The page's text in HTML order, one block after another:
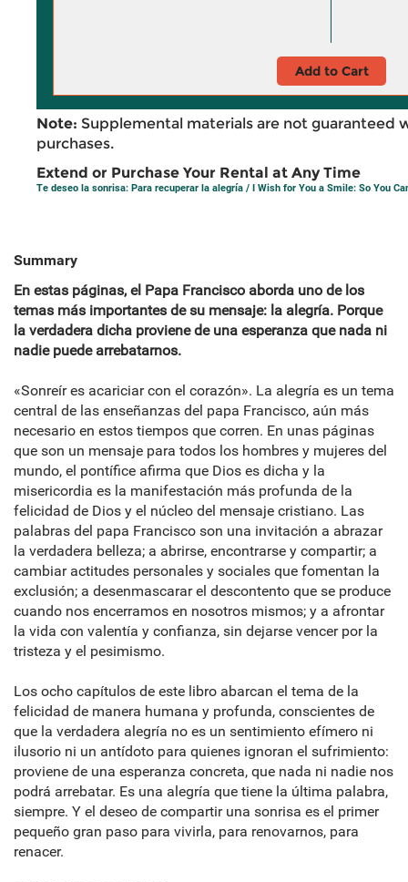
Add to Cart
Note: Supplemental materials are not guaranteed
purchases.
Extend or Purchase Your Rental at Any Time
Te deseo la sonrisa: Para recuperar la alegría / I Wish for You a Smile: So You
Summary
En estas páginas, el Papa Francisco aborda uno de los
temas más importantes de su mensaje: la alegría. Porque
la verdadera dicha proviene de una esperanza que nada ni
nadie puede arrebatarnos.
«Sonreír es acariciar con el corazón». La alegría es un tema
central de las enseñanzas del papa Francisco, aún más
necesario en estos tiempos que corren. En unas páginas
que son un mensaje para todos los hombres y mujeres del
mundo, el pontífice afirma que Dios es dicha y la
misericordia es la manifestación más profunda de la
felicidad de Dios y el núcleo del mensaje cristiano. Las
palabras del papa Francisco son una invitación a abrazar
la verdadera belleza; a abrirse, encontrarse y compartir; a
cambiar actitudes personales y sociales que fomentan la
exclusión; a desenmascarar el descontento que se produce
cuando nos encerramos en nosotros mismos; y a afrontar
la vida con valentía y confianza, sin dejarse vencer por la
tristeza y el pesimismo.
Los ocho capítulos de este libro abarcan el tema de la
felicidad de manera humana y profunda, conscientes de
que la verdadera alegría no es un sentimiento efímero ni
ilusorio ni un antídoto para quienes ignoran el sufrimiento:
proviene de una esperanza concreta, que nada ni nadie nos
podrá arrebatar. Es una alegría que tiene la última palabra,
siempre. Y el deseo de compartir una sonrisa es el primer
pequeño gran paso para vivirla, para renovarnos, para
renacer.